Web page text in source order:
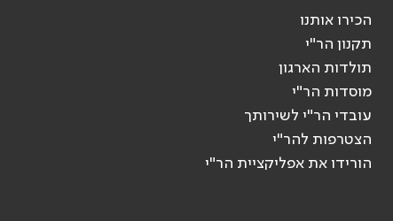
הכירו אותנו
תקנון הר"י
תולדות הארגון
מוסדות הר"י
עובדי הר"י לשירותך
הצטרפות להר"י
הורידו את אפליקציית הר"י